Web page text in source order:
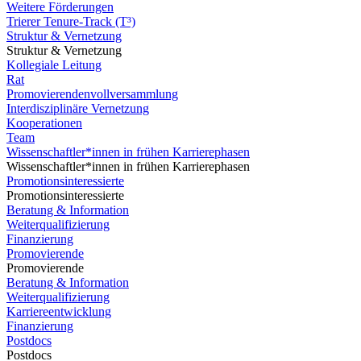
Weitere Förderungen
Trierer Tenure-Track (T³)
Struktur & Vernetzung
Struktur & Vernetzung
Kollegiale Leitung
Rat
Promovierendenvollversammlung
Interdisziplinäre Vernetzung
Kooperationen
Team
Wissenschaftler*innen in frühen Karrierephasen
Wissenschaftler*innen in frühen Karrierephasen
Promotionsinteressierte
Promotionsinteressierte
Beratung & Information
Weiterqualifizierung
Finanzierung
Promovierende
Promovierende
Beratung & Information
Weiterqualifizierung
Karriereentwicklung
Finanzierung
Postdocs
Postdocs